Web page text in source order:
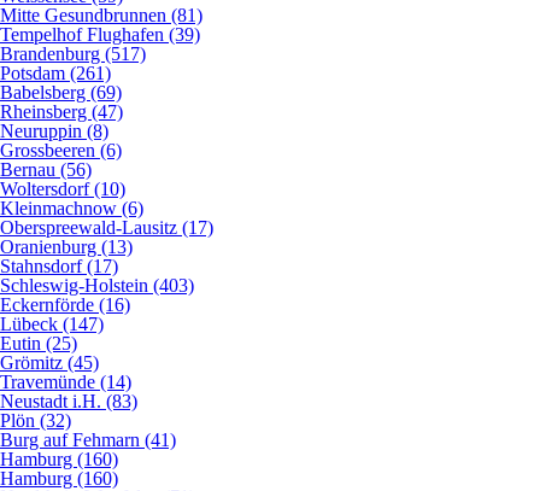
Mitte Gesundbrunnen (81)
Tempelhof Flughafen (39)
Brandenburg (517)
Potsdam (261)
Babelsberg (69)
Rheinsberg (47)
Neuruppin (8)
Grossbeeren (6)
Bernau (56)
Woltersdorf (10)
Kleinmachnow (6)
Oberspreewald-Lausitz (17)
Oranienburg (13)
Stahnsdorf (17)
Schleswig-Holstein (403)
Eckernförde (16)
Lübeck (147)
Eutin (25)
Grömitz (45)
Travemünde (14)
Neustadt i.H. (83)
Plön (32)
Burg auf Fehmarn (41)
Hamburg (160)
Hamburg (160)